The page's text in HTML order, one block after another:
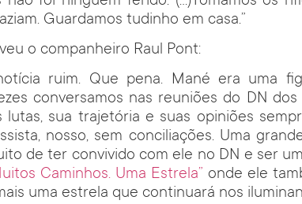
Guardamos tudinho em casa.”
o companheiro Raul Pont:
ruim. Que pena. Mané era uma
conversamos nas reuniões do DN
lutas, sua trajetória e suas opiniões
nosso, sem conciliações. Uma
de ter convivido com ele no DN e ser
Caminhos. Uma Estrela” onde ele
uma estrela que continuará nos